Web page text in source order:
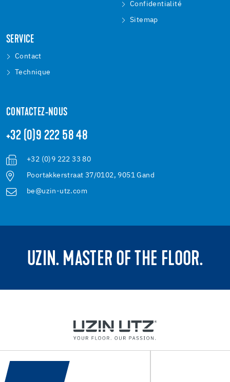
Confidentialité
Sitemap
SERVICE
Contact
Technique
CONTACTEZ-NOUS
+32 (0)9 222 58 48
+32 (0)9 222 33 80
Poortakkerstraat 37/0102, 9051 Gand
be@uzin-utz.com
UZIN. MASTER OF THE FLOOR.